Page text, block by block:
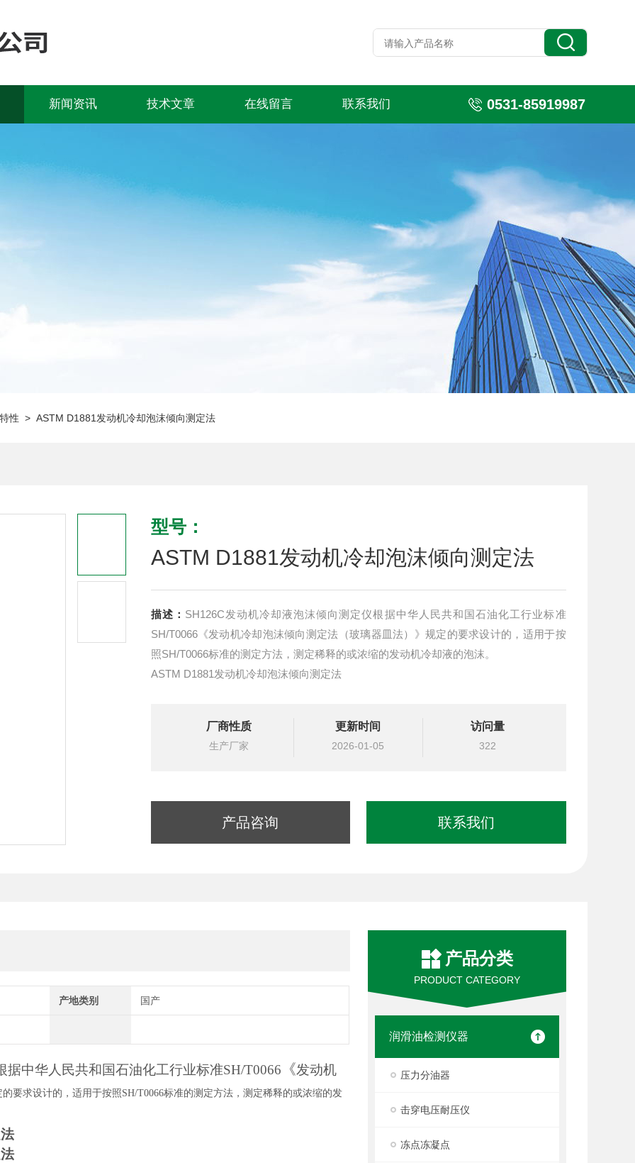
新闻资讯 技术文章 在线留言 联系我们 0531-85919987
性 > ASTM D1881发动机冷却泡沫倾向测定法
型号：
ASTM D1881发动机冷却泡沫倾向测定法
描述： SH126C发动机冷却液泡沫倾向测定仪根据中华人民共和国石油化工行业标准
SH/T0066《发动机冷却泡沫倾向测定法（玻璃器皿法）》规定的要求设计的，适用于按
照SH/T0066标准的测定方法，测定稀释的或浓缩的发动机冷却液的泡沫。
ASTM D1881发动机冷却泡沫倾向测定法
厂商性质
生产厂家
更新时间
2026-01-05
访问量
322
产品咨询 联系我们
产品分类
PRODUCT CATEGORY
润滑油检测仪器
压力分油器
击穿电压耐压仪
冻点冻凝点
产地类别 国产
据中华人民共和国石油化工行业标准SH/T0066 《发动机
的要求设计的，适用于按照SH/T0066标准的测定方法，测定稀释的或浓缩的发